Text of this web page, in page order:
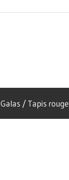
Galas / Tapis rouge